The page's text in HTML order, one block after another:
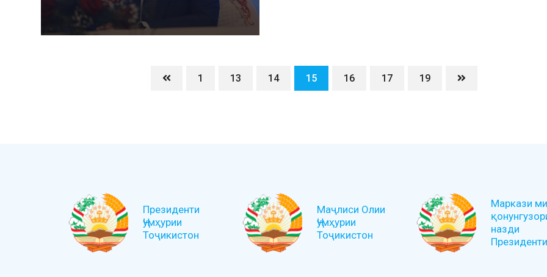
1 13 14 15 16 17 19
Президенти
Ҷумҳурии
Тоҷикистон
Маҷлиси Олии
Ҷумҳурии
Тоҷикистон
Маркази
назди
Президенти